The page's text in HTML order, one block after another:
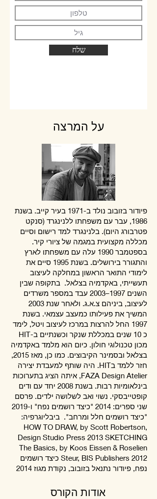
שלח
על המרצה
פיודור בזובוב נולד ב-1971 בעיר קייב. בשנת
1986, עבר עם משפחתו ללנינגרד (סנקט
פטרבורג היום). בלנינגרד למד רישום וסיים
מכללה מקצועית במגמה של ציורי קיר.
בספטמבר 1990 עלה עם משפחתו לארץ
והתגורר בירושלים. בשנת 1995 סיים את
לימודי התואר הראשון במחלקה לעיצוב
תעשייתי, באקדמיה בצלאל. ​ בתקופה שבין
השנים 1997–2003 עבד במספר משרדים
לעיצוב, ביניהם צ.א.ג. ולאחר שנת 2003
המשיך את פעילותו כמעצב עצמאי. בשנת
1997 החל להרצות במרכז לעיצוב ויטל, לימד
כ 10 שנים במכללת שנקר וכשנתיים ב-HIT
מכון טכנולוגי חולון. כיום הוא מלמד באקדמיה
בצלאל ובסמינר הקיבוצים. כמו כן, מאז 2015,
חזר ללמד בHIT. היה שותף למעבדת יצירה
FAZA Design Atelier, איתה הציג בתערוכות
בינלאומיות רבות. בשנת 2008 יחד עם ודים
קופטייבסקי. נשוי ואב לשלושה ילדים. פרסם
שני ספרים: 2014 "כיצד רושמים נפח" ו-2019
"כיצד רושמים חלל ומרחב". ​ ביבליוגרפיה:​
HOW TO DRAW, by Scott Robertson,
Design Studio Press 2013 SKETCHING
The Basics, by Koos Eissen & Roselien
Steur, BIS Publishers 2012 כיצד רושמים
נפח, פיודור נתנאל בזובוב, נקודת מגוז 2014
אודות הקורס